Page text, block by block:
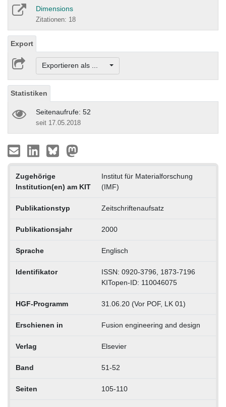
Dimensions
Zitationen: 18
Export
Exportieren als ...
Statistiken
Seitenaufrufe: 52
seit 17.05.2018
Zugehörige
Institution(en) am KIT
Institut für Materialforschung
(IMF)
Publikationstyp Zeitschriftenaufsatz
Publikationsjahr 2000
Sprache Englisch
Identifikator
ISSN: 0920-3796, 1873-7196
KITopen-ID: 110046075
HGF-Programm 31.06.20 (Vor POF, LK 01)
Erschienen in Fusion engineering and design
Verlag Elsevier
Band 51-52
Seiten 105-110